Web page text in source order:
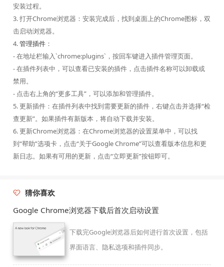
安装过程。
3. 打开Chrome浏览器：安装完成后，找到桌面上的Chrome图标，双
击启动浏览器。
4.管理插件：
- 在地址栏输入`chrome:plugins`，按回车键进入插件管理页面。
- 在插件列表中，可以查看已安装的插件，点击插件名称可以卸载或
禁用。
- 点击右上角的“更多工具”，可以添加和管理插件。
5. 更新插件：在插件列表中找到需要更新的插件，右键点击并选择“检
查更新”。如果插件有新版本，将自动下载并安装。
6. 更新Chrome浏览器：在Chrome浏览器的设置菜单中，可以找
到“帮助”选项卡，点击“关于Google Chrome”可以查看版本信息和更
新日志。如果有可用的更新，点击“立即更新”按钮即可。
猜你喜欢
Google Chrome浏览器下载后首次启动设置
下载完Google浏览器后如何进行首次设置，包括
界面语言、隐私选项和插件同步。